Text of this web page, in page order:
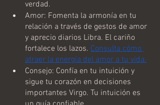
verdad.
Amor: Fomenta la armonía en tu
relación a través de gestos de amor
y aprecio diarios Libra. El cariño
fortalece los lazos. Consulta cómo
atraer la energía del amor a tu vida.
Consejo: Confía en tu intuición y
sigue tu corazón en decisiones
importantes Virgo. Tu intuición es